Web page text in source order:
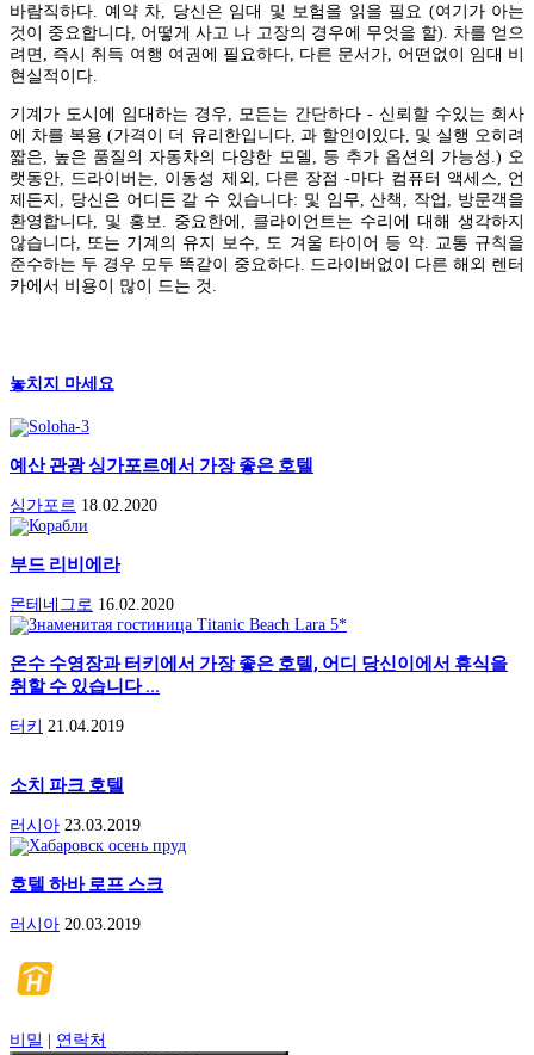
바람직하다. 예약 차, 당신은 임대 및 보험을 읽을 필요 (여기가 아는
것이 중요합니다, 어떻게 사고 나 고장의 경우에 무엇을 할). 차를 얻으
려면, 즉시 취득 여행 여권에 필요하다, 다른 문서가, 어떤없이 임대 비
현실적이다.
기계가 도시에 임대하는 경우, 모든는 간단하다 - 신뢰할 수있는 회사
에 차를 복용 (가격이 더 유리한입니다, 과 할인이있다, 및 실행 오히려
짧은, 높은 품질의 자동차의 다양한 모델, 등 추가 옵션의 가능성.) 오
랫동안, 드라이버는, 이동성 제외, 다른 장점 -마다 컴퓨터 액세스, 언
제든지, 당신은 어디든 갈 수 있습니다: 및 임무, 산책, 작업, 방문객을
환영합니다, 및 홍보. 중요한에, 클라이언트는 수리에 대해 생각하지
않습니다, 또는 기계의 유지 보수, 도 겨울 타이어 등 약. 교통 규칙을
준수하는 두 경우 모두 똑같이 중요하다. 드라이버없이 다른 해외 렌터
카에서 비용이 많이 드는 것.
놓치지 마세요
예산 관광 싱가포르에서 가장 좋은 호텔
싱가포르 18.02.2020
부드 리비에라
몬테네그로 16.02.2020
온수 수영장과 터키에서 가장 좋은 호텔, 어디 당신이에서 휴식을
취할 수 있습니다 ...
터키 21.04.2019
소치 파크 호텔
러시아 23.03.2019
호텔 하바 로프 스크
러시아 20.03.2019
비밀 연락처